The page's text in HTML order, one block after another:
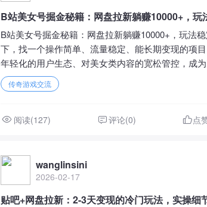
B站美女号掘金秘籍：网盘拉新躺赚10000+，
B站美女号掘金秘籍：网盘拉新躺赚10000+，玩法
下，找一个操作简单、流量稳定、能长期变现的项
年轻化的用户生态、对美女类内容的宽松管控，成
传奇游戏交流
阅读(127) 评论(0) 点
wanglinsini
2026-02-17
贴吧+网盘拉新：2-3天变现的冷门玩法，实操细